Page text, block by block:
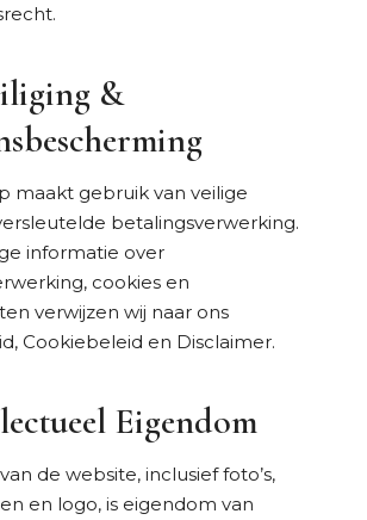
&
maakt gebruik van veilige
betalingsverwerking.
informatie over
cookies en
verwijzen wij naar ons
Cookiebeleid en Disclaimer.
Eigendom
de website, inclusief foto’s,
en logo, is eigendom van